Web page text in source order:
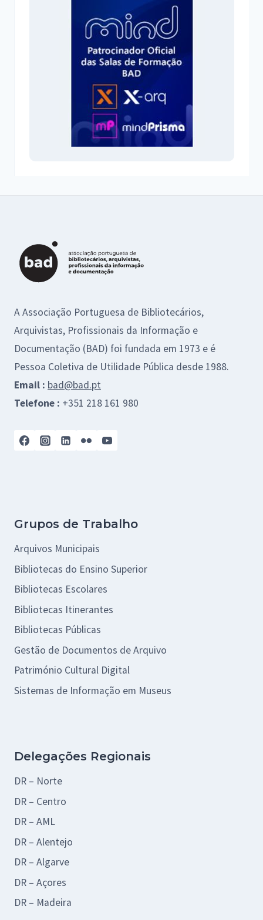
A Associação Portuguesa de Bibliotecários,
Arquivistas, Profissionais da Informação e
Documentação (BAD) foi fundada em 1973 e é
Pessoa Coletiva de Utilidade Pública desde 1988.
Email : bad@bad.pt
Telefone : +351 218 161 980
Grupos de Trabalho
Arquivos Municipais
Bibliotecas do Ensino Superior
Bibliotecas Escolares
Bibliotecas Itinerantes
Bibliotecas Públicas
Gestão de Documentos de Arquivo
Património Cultural Digital
Sistemas de Informação em Museus
Delegações Regionais
DR – Norte
DR – Centro
DR – AML
DR – Alentejo
DR – Algarve
DR – Açores
DR – Madeira